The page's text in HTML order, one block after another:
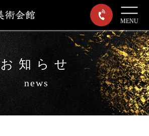
MENU
お知らせ
news